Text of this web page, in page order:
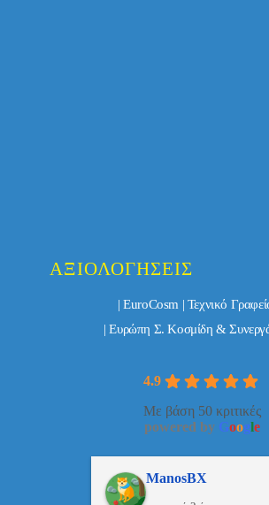
ΑΞΙΟΛΟΓΉΣΕΙΣ
| EuroCosm | Τεχνικό
| Ευρώπη Σ. Κοσμίδη &
4.9
Με βάση 50 κριτικές
powered by Google
ManosBX